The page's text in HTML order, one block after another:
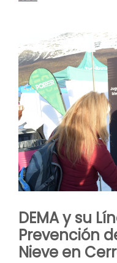
DEMA y su
Prevención
Nieve en